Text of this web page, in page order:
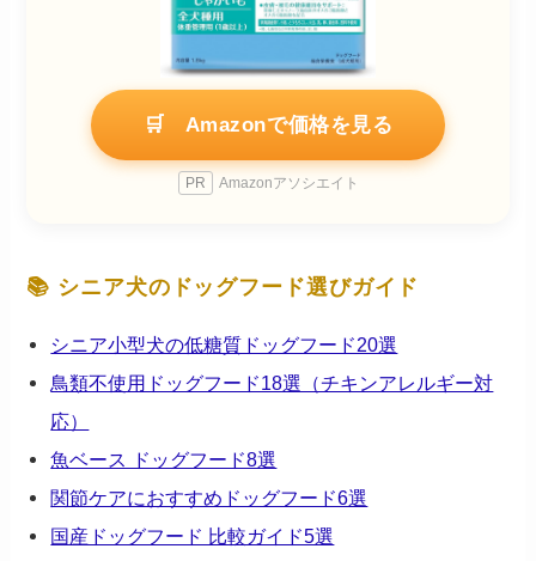
🛒 Amazonで価格を見る
PR Amazonアソシエイト
📚 シニア犬のドッグフード選びガイド
シニア小型犬の低糖質ドッグフード20選
鳥類不使用ドッグフード18選（チキンアレルギー対
応）
魚ベース ドッグフード8選
関節ケアにおすすめドッグフード6選
国産ドッグフード 比較ガイド5選